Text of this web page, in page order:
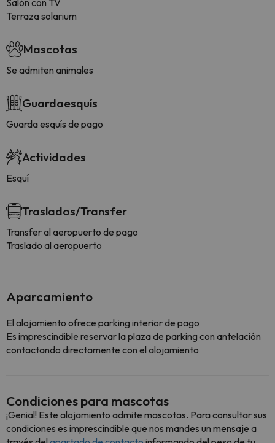
Salón con TV
Terraza solarium
Mascotas
Se admiten animales
Guardaesquís
Guarda esquís de pago
Actividades
Esquí
Traslados/Transfer
Transfer al aeropuerto de pago
Traslado al aeropuerto
Aparcamiento
El alojamiento ofrece parking interior de pago
Es imprescindible reservar la plaza de parking con antelación
contactando directamente con el alojamiento
Condiciones para mascotas
¡Genial! Este alojamiento admite mascotas. Para consultar sus
condiciones es imprescindible que nos mandes un mensaje a